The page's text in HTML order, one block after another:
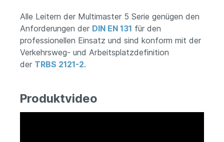
Alle Leitern der Multimaster 5 Serie genügen den
Anforderungen der DIN EN 131 für den
professionellen Einsatz und sind konform mit der
Verkehrsweg- und Arbeitsplatzdefinition
der TRBS 2121-2.
Produktvideo